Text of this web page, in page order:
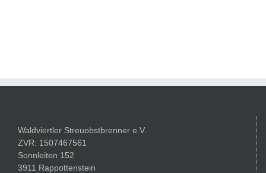
Waldviertler Streuobstbrenner e.V.
ZVR: 1507467561
Sonnleiten 152
3911 Rappottenstein